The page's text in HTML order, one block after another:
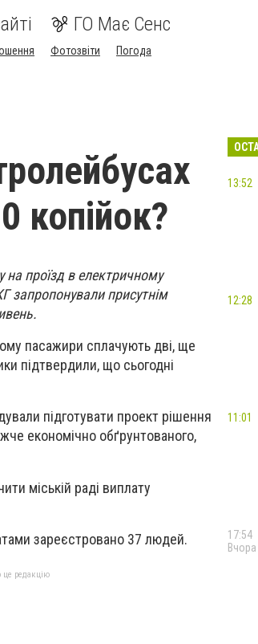
ГО Має Сенс
Фотозвіти
Погода
копійок?
на проїзд в електричному
запропонували присутнім
пасажири сплачують дві, ще
підтвердили, що сьогодні
підготувати проект рішення
економічно обґрунтованого,
міській раді виплату
зареєстровано 37 людей.
це редакцію
13:52
12:28
11:01
17:54
Вчора